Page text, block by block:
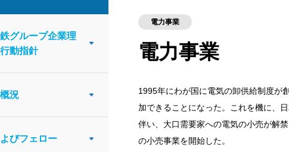
グループ企業理
動指針
況
びフェロー
電力事業
電力事業
1995年にわが国に電気の卸供給制度が
加できることになった。これを機に、
伴い、大口需要家への電気の小売が解
の小売事業を開始した。